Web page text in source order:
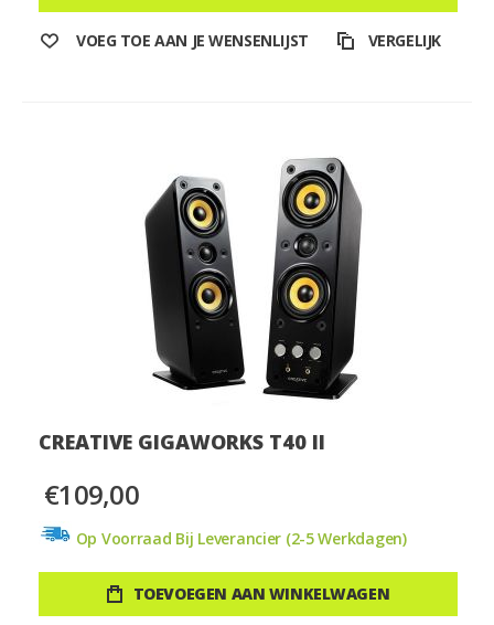
VOEG TOE AAN JE WENSENLIJST VERGELIJK
CREATIVE GIGAWORKS T40 II
€109,00
Op Voorraad Bij Leverancier (2-5 Werkdagen)
TOEVOEGEN AAN WINKELWAGEN